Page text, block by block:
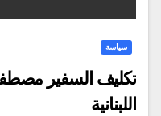
سياسة
تكليف السفير
اللبنانية